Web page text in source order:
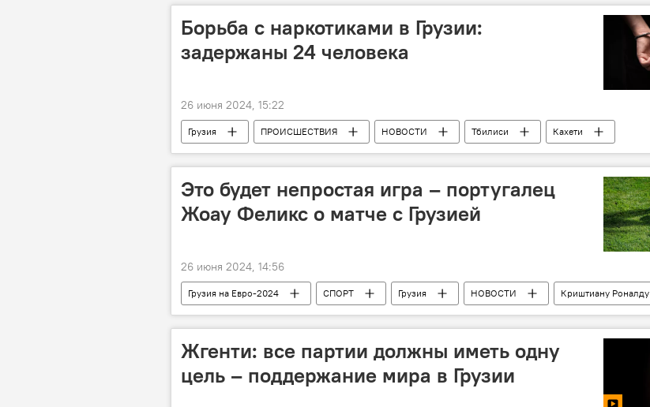
Борьба с наркотиками в Грузии:
задержаны 24 человека
26 июня 2024, 15:22
Грузия ПРОИСШЕСТВИЯ НОВОСТИ Тбилиси
Кахети
Имерети
МВД Грузии Главная прокуратура Грузии Наркотики
Это будет непростая игра – португалец
Жоау Феликс о матче с Грузией
26 июня 2024, 14:56
Грузия на Евро-2024 СПОРТ Грузия НОВОСТИ
Криштиану Роналду
Португалия
Жгенти: все партии должны иметь одну
цель – поддержание мира в Грузии